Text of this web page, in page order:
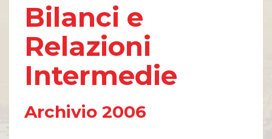
Bilanci e
Relazioni
Intermedie
Archivio 2006